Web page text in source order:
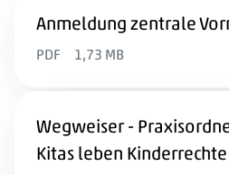
Anmeldung zentrale
PDF 1,73 MB
Wegweiser -
Kitas leben Kinderrechte